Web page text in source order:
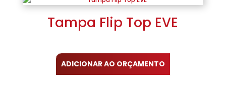
Tampa Flip Top EVE
ADICIONAR AO ORÇAMENTO